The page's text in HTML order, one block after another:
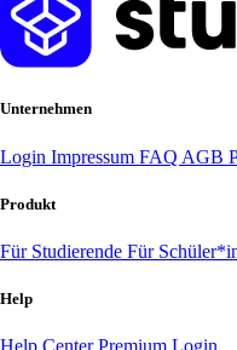
Unternehmen
Login Impressum FAQ AGB
Produkt
Für Studierende Für
Help